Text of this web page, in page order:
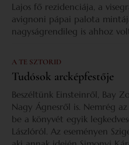
Lajos fő rezidenciája, a
avignoni pápai palota
nagyságrendileg is ahhoz
A TE SZTORID
Tudósok arcképfestője
Beszéltünk Einsteinről, Bay
Nagy Ágnesről is. Nemrég
be a könyvét egyik
Lászlóról. Az eseményen